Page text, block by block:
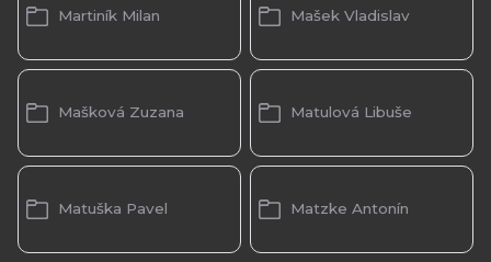
Martiník Milan Mašek Vladislav
Mašková Zuzana Matulová Libuše
Matuška Pavel Matzke Antonín